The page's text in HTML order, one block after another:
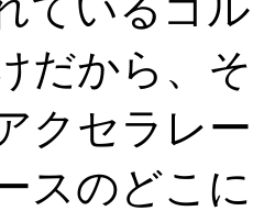
ているゴ
だから、
クセラレ
スのどこ